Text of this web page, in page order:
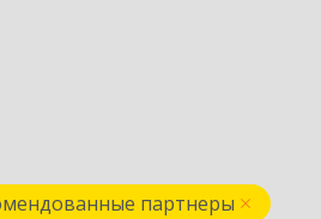
партнеры